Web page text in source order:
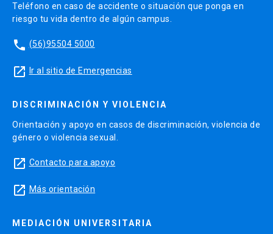
Teléfono en caso de accidente o situación que ponga en
riesgo tu vida dentro de algún campus.
phone (56)95504 5000
launch Ir al sitio de Emergencias
DISCRIMINACIÓN Y VIOLENCIA
Orientación y apoyo en casos de discriminación, violencia de
género o violencia sexual.
launch Contacto para apoyo
launch Más orientación
MEDIACIÓN UNIVERSITARIA